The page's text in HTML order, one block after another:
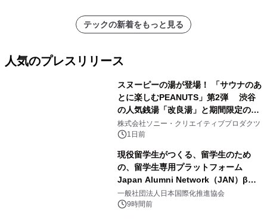
アーティストを フィーチャーしたアニ
メーションを公開～
テックの新着をもっと見る
人気のプレスリリース
スヌーピーの湯が登場！ 「サウナのあ
とに楽しむPEANUTS」第2弾 渋谷
の人気銭湯「改良湯」と期間限定のコ
ラボレーション サウナイキタイコラ
ボグッズも発売決定！
株式会社ソニー・クリエイティブプロダクツ
1日前
現役留学生がつくる、留学生のため
の、留学生専用プラットフォーム
Japan Alumni Network（JAN）β版
をリリース
一般社団法人日本国際化推進協会
9時間前